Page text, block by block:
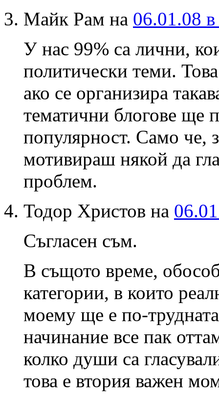
Майк Рам на 06.01.08
У нас 99% са лични,
политически теми.
ако се организира
тематични блогове ще
популярност. Само че,
мотивираш някой да
проблем.
Тодор Христов на
Съгласен съм.
В същото време,
категории, в които
моему ще е по-
начинание все пак
колко души са
това е втория важен